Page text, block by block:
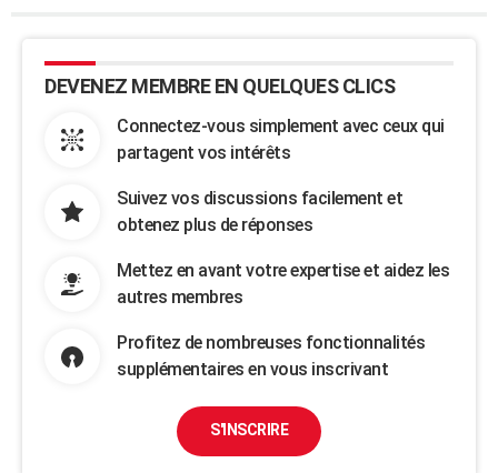
DEVENEZ MEMBRE EN QUELQUES CLICS
Connectez-vous simplement avec ceux qui
partagent vos intérêts
Suivez vos discussions facilement et
obtenez plus de réponses
Mettez en avant votre expertise et aidez les
autres membres
Profitez de nombreuses fonctionnalités
supplémentaires en vous inscrivant
S'INSCRIRE